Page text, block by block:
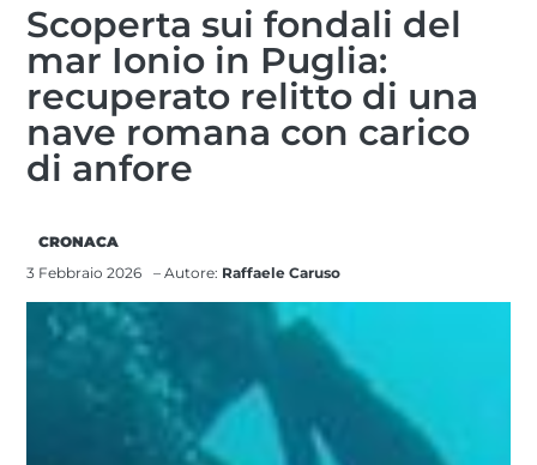
Scoperta sui fondali del
mar Ionio in Puglia:
recuperato relitto di una
nave romana con carico
di anfore
CRONACA
3 Febbraio 2026
– Autore: Raffaele Caruso